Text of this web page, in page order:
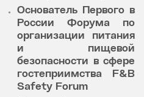
Основатель Первого в
России Форума по
организации питания
и пищевой
безопасности в сфере
гостеприимства F&B
Safety Forum